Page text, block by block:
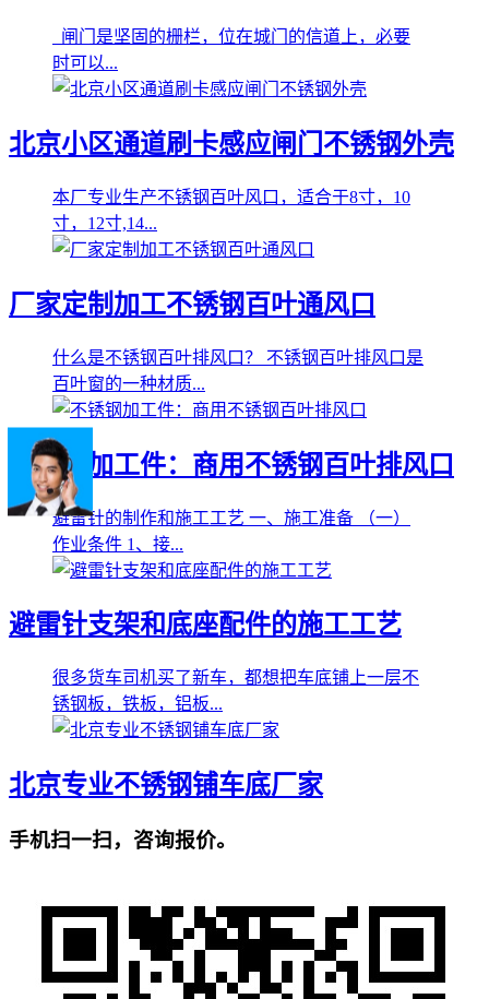
闸门是坚固的栅栏，位在城门的信道上，必要
时可以...
北京小区通道刷卡感应闸门不锈钢外壳
本厂专业生产不锈钢百叶风口，适合于8寸，10
寸，12寸,14...
厂家定制加工不锈钢百叶通风口
什么是不锈钢百叶排风口？ 不锈钢百叶排风口是
百叶窗的一种材质...
不锈钢加工件：商用不锈钢百叶排风口
避雷针的制作和施工工艺 一、施工准备 （一）
作业条件 1、接...
避雷针支架和底座配件的施工工艺
很多货车司机买了新车，都想把车底铺上一层不
锈钢板，铁板，铝板...
北京专业不锈钢铺车底厂家
手机扫一扫，咨询报价。